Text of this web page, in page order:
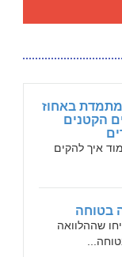
מתמדת באחוז
הקטנים
איך להקים
בטוחה
שההלוואה